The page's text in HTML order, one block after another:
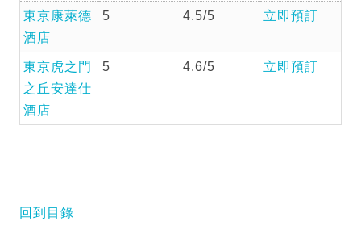
東京康萊德
酒店
5 4.5/5 立即預訂
東京虎之門
之丘安達仕
酒店
5 4.6/5 立即預訂
回到目錄